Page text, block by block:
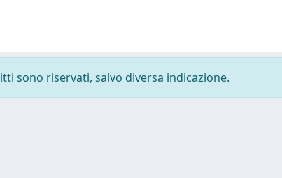
sono riservati, salvo diversa indicazione.